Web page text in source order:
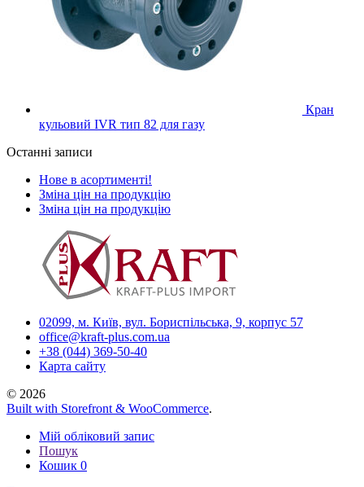
Кран
кульовий IVR тип 82 для газу
Останні записи
Нове в асортименті!
Зміна цін на продукцію
Зміна цін на продукцію
02099, м. Київ, вул. Бориспільська, 9, корпус 57
office@kraft-plus.com.ua
+38 (044) 369-50-40
Карта сайту
© 2026
Built with Storefront & WooCommerce.
Мій обліковий запис
Пошук
Кошик 0